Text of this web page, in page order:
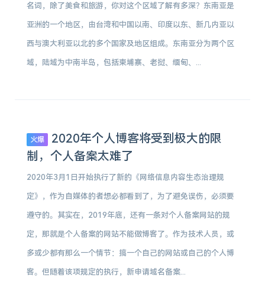
名词，除了美食和旅游，你对这个区域了解有多深？东南亚是
亚洲的一个地区，由台湾和中国以南、印度以东、新几内亚以
西与澳大利亚以北的多个国家及地区组成。东南亚分为两个区
域，陆域为中南半岛，包括柬埔寨、老挝、缅甸、...
火爆
2020年个人博客将受到极大的限
制，个人备案太难了
2020年3月1日开始执行了新的《网络信息内容生态治理规
定》，作为自媒体的者想必都看到了，为了避免误伤，必须要
遵守的。其实在，2019年底，还有一条对个人备案网站的规
定，那就是个人备案的网站不能做博客了。作为技术人员，或
多或少都有那么一个情节：搞一个自己的网站或自己的个人博
客。但随着该项规定的执行，新申请域名备案...